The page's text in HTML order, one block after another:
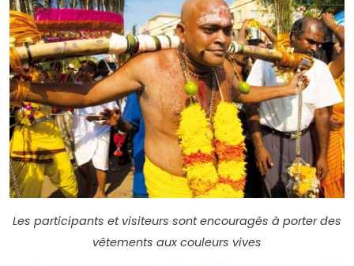
Les participants et visiteurs sont encouragés à porter des
vêtements aux couleurs vives